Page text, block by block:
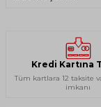
Kredi Kartına
Tüm kartlara 12 taksite
imkanı